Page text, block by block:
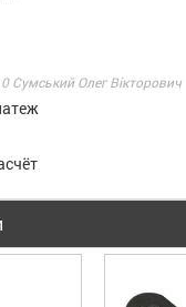
Сумський Олег Вікторович